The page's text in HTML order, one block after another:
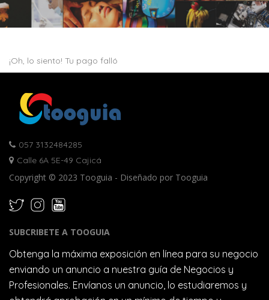
¡Oh, lo siento! Tu pago falló
057 3132484285
Calle 6A 5E-49 Cajicá
Copyright © 2023 Tooguia - Diseñado por Tooguia
SUBCRIBETE A TOOGUIA
Obtenga la máxima exposición en línea para su negocio
enviando un anuncio a nuestra guía de Negocios y
Profesionales. Envíanos un anuncio, lo estudiaremos y